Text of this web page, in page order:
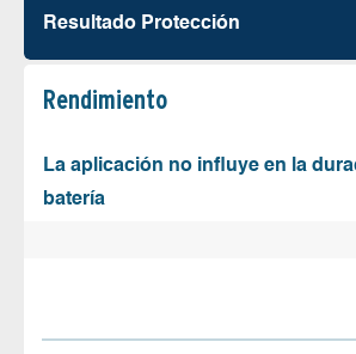
Resultado Protección
Rendimiento
La aplicación no influye en la
batería